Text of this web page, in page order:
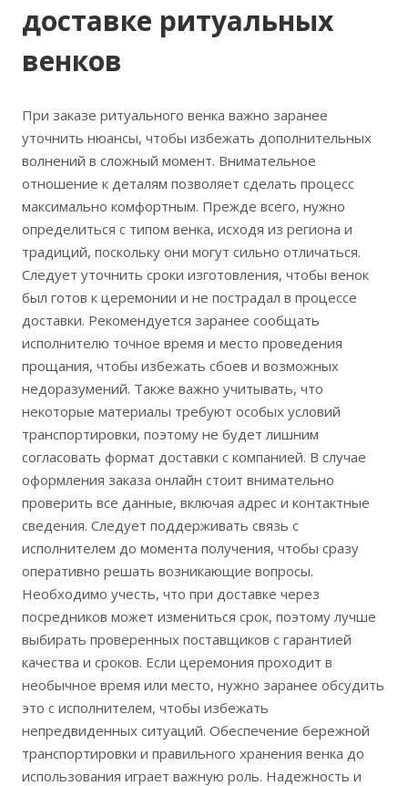
доставке ритуальных
венков
При заказе ритуального венка важно заранее
уточнить нюансы, чтобы избежать дополнительных
волнений в сложный момент. Внимательное
отношение к деталям позволяет сделать процесс
максимально комфортным. Прежде всего, нужно
определиться с типом венка, исходя из региона и
традиций, поскольку они могут сильно отличаться.
Следует уточнить сроки изготовления, чтобы венок
был готов к церемонии и не пострадал в процессе
доставки. Рекомендуется заранее сообщать
исполнителю точное время и место проведения
прощания, чтобы избежать сбоев и возможных
недоразумений. Также важно учитывать, что
некоторые материалы требуют особых условий
транспортировки, поэтому не будет лишним
согласовать формат доставки с компанией. В случае
оформления заказа онлайн стоит внимательно
проверить все данные, включая адрес и контактные
сведения. Следует поддерживать связь с
исполнителем до момента получения, чтобы сразу
оперативно решать возникающие вопросы.
Необходимо учесть, что при доставке через
посредников может измениться срок, поэтому лучше
выбирать проверенных поставщиков с гарантией
качества и сроков. Если церемония проходит в
необычное время или место, нужно заранее обсудить
это с исполнителем, чтобы избежать
непредвиденных ситуаций. Обеспечение бережной
транспортировки и правильного хранения венка до
использования играет важную роль. Надежность и